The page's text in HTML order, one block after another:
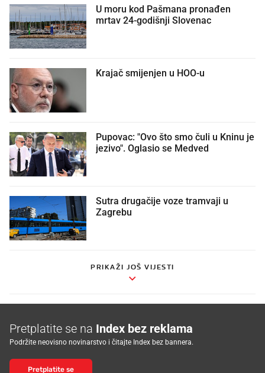
U moru kod Pašmana pronađen
mrtav 24-godišnji Slovenac
Krajač smijenjen u HOO-u
Pupovac: "Ovo što smo čuli u Kninu je
jezivo". Oglasio se Medved
Sutra drugačije voze tramvaji u
Zagrebu
PRIKAŽI JOŠ VIJESTI
Pretplatite se na Index bez reklama
Podržite neovisno novinarstvo i čitajte Index bez bannera.
Pretplatite se